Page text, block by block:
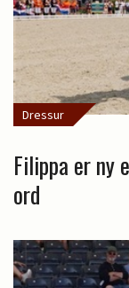
Dressur
Filippa er ny
ord